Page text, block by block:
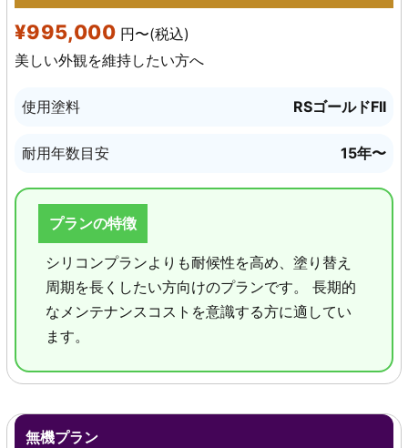
¥995,000 円〜(税込)
美しい外観を維持したい方へ
使用塗料 RSゴールドFII
耐用年数目安 15年〜
プランの特徴
シリコンプランよりも耐候性を高め、塗り替え
周期を長くしたい方向けのプランです。 長期的
なメンテナンスコストを意識する方に適してい
ます。
無機プラン